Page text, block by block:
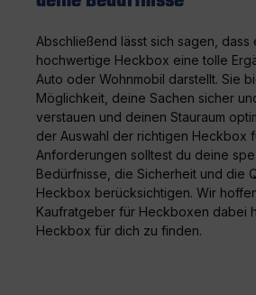
Abschließend lässt sich sagen, dass
hochwertige Heckbox eine tolle
Auto oder Wohnmobil darstellt. Sie
Möglichkeit, deine Sachen sicher
verstauen und deinen Stauraum
der Auswahl der richtigen Heckbox
Anforderungen solltest du deine
Bedürfnisse, die Sicherheit und die
Heckbox berücksichtigen. Wir
Kaufratgeber für Heckboxen dabei
Heckbox für dich zu finden.